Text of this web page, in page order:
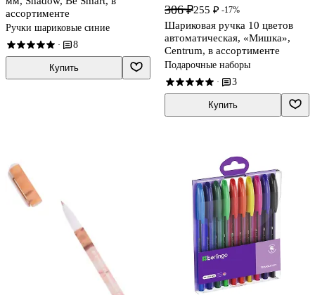
ассортименте
Ручки шариковые синие
· 8
Купить
306 ₽255 ₽ -17%
Шариковая ручка 10 цветов
автоматическая, «Мишка»,
Centrum, в ассортименте
Подарочные наборы
· 3
Купить